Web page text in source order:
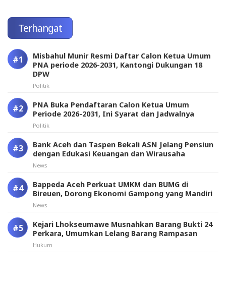
Terhangat
Misbahul Munir Resmi Daftar Calon Ketua Umum
PNA periode 2026-2031, Kantongi Dukungan 18
DPW
Politik
PNA Buka Pendaftaran Calon Ketua Umum
Periode 2026-2031, Ini Syarat dan Jadwalnya
Politik
Bank Aceh dan Taspen Bekali ASN Jelang Pensiun
dengan Edukasi Keuangan dan Wirausaha
News
Bappeda Aceh Perkuat UMKM dan BUMG di
Bireuen, Dorong Ekonomi Gampong yang Mandiri
News
Kejari Lhokseumawe Musnahkan Barang Bukti 24
Perkara, Umumkan Lelang Barang Rampasan
Hukum